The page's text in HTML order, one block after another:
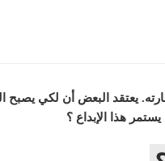
البعض أن لكي يصبح
هذا الإبداع ؟